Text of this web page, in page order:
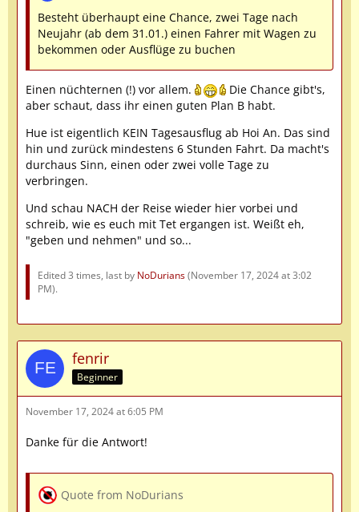
Besteht überhaupt eine Chance, zwei Tage nach
Neujahr (ab dem 31.01.) einen Fahrer mit Wagen zu
bekommen oder Ausflüge zu buchen
Einen nüchternen (!) vor allem.
Die Chance gibt's,
aber schaut, dass ihr einen guten Plan B habt.
Hue ist eigentlich KEIN Tagesausflug ab Hoi An. Das sind
hin und zurück mindestens 6 Stunden Fahrt. Da macht's
durchaus Sinn, einen oder zwei volle Tage zu
verbringen.
Und schau NACH der Reise wieder hier vorbei und
schreib, wie es euch mit Tet ergangen ist. Weißt eh,
"geben und nehmen" und so...
Edited 3 times, last by NoDurians(November 17, 2024 at 3:02
PM).
fenrir
Beginner
November 17, 2024 at 6:05 PM
Danke für die Antwort!
Quote from NoDurians